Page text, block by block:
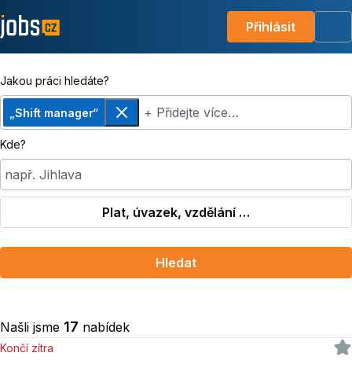
Přihlásit
Jakou práci hledáte?
„Shift manager“
Odebrat+ Přidejte více…
Kde?
např. Jihlava
Plat, úvazek, vzdělání …
Hledat
Našli jsme 17 nabídek
Končí zítra